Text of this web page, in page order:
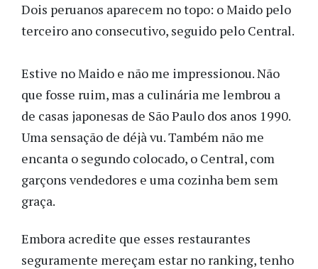
Dois peruanos aparecem no topo: o Maido pelo
terceiro ano consecutivo, seguido pelo Central.
Estive no Maido e não me impressionou. Não
que fosse ruim, mas a culinária me lembrou a
de casas japonesas de São Paulo dos anos 1990.
Uma sensação de déjà vu. Também não me
encanta o segundo colocado, o Central, com
garçons vendedores e uma cozinha bem sem
graça.
Embora acredite que esses restaurantes
seguramente mereçam estar no ranking, tenho